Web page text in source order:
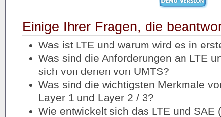
Einige Ihrer Fragen, die
Was ist LTE und warum wird es in
Was sind die Anforderungen an LTE
sich von denen von UMTS?
Was sind die wichtigsten Merkmale
Layer 1 und Layer 2 / 3?
Wie entwickelt sich das LTE und SAE